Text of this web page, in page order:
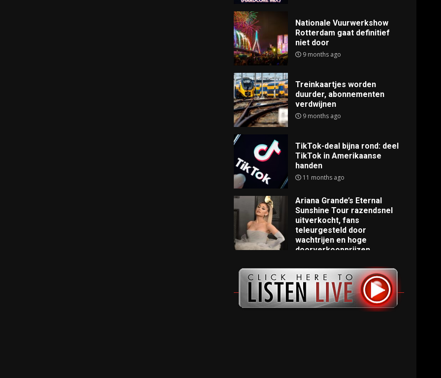
Nationale Vuurwerkshow
Rotterdam gaat definitief
niet door
9 months ago
Treinkaartjes worden
duurder, abonnementen
verdwijnen
9 months ago
TikTok-deal bijna rond: deel
TikTok in Amerikaanse
handen
11 months ago
Ariana Grande’s Eternal
Sunshine Tour razendsnel
uitverkocht, fans
teleurgesteld door
wachtrijen en hoge
doorverkoopprijzen